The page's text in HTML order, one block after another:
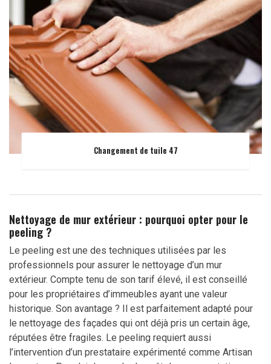
Changement de tuile 47
Nettoyage de mur extérieur : pourquoi opter pour le
peeling ?
Le peeling est une des techniques utilisées par les
professionnels pour assurer le nettoyage d’un mur
extérieur. Compte tenu de son tarif élevé, il est conseillé
pour les propriétaires d’immeubles ayant une valeur
historique. Son avantage ? Il est parfaitement adapté pour
le nettoyage des façades qui ont déjà pris un certain âge,
réputées être fragiles. Le peeling requiert aussi
l’intervention d’un prestataire expérimenté comme Artisan